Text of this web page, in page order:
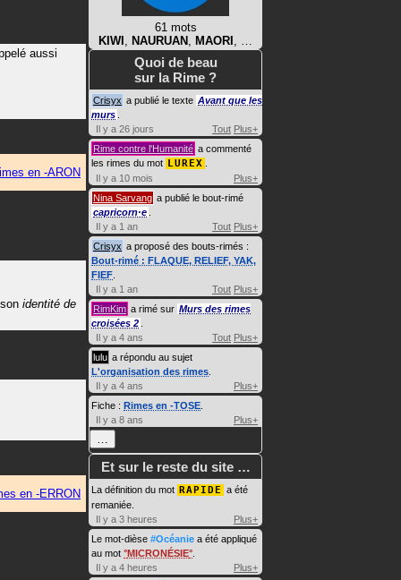
aussi
en -ARON
identité de
en -ERRON
61 mots
KIWI , NAURUAN , MAORI , …
Quoi de beau
sur la Rime ?
Crisyx a publié le texte Avant que les
murs
Il y a 26 jours
Tout Plus+
Rime contre l'Humanité a commenté
les rimes du mot LUREX
Il y a 10 mois
Plus+
Nina Sarvang a publié le bout-rimé
capricorn·e
Il y a 1 an
Tout Plus+
Crisyx a proposé des bouts-rimés :
Bout-rimé : FLAQUE, RELIEF, YAK,
FIEF
Il y a 1 an
Tout Plus+
RimKim a rimé sur Murs des rimes
croisées 2
Il y a 4 ans
Tout Plus+
lulu a répondu au sujet
L'organisation des rimes
Il y a 4 ans
Plus+
Fiche : Rimes en -TOSE
Il y a 8 ans
Plus+
…
Et sur le reste du site …
La définition du mot RAPIDE a été
remaniée.
Il y a 3 heures
Plus+
Le mot-dièse #Océanie a été appliqué
au mot MICRONÉSIE
Il y a 4 heures
Plus+